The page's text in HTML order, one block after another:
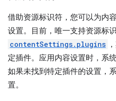
借助资源标识符，您可以为内
设置。目前，唯一支持资源标
contentSettings.plugins
定插件。应用内容设置时，系
如果未找到特定插件的设置，
置。